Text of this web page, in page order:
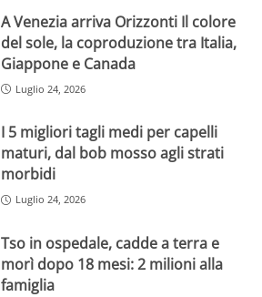
A Venezia arriva Orizzonti Il colore
del sole, la coproduzione tra Italia,
Giappone e Canada
Luglio 24, 2026
I 5 migliori tagli medi per capelli
maturi, dal bob mosso agli strati
morbidi
Luglio 24, 2026
Tso in ospedale, cadde a terra e
morì dopo 18 mesi: 2 milioni alla
famiglia